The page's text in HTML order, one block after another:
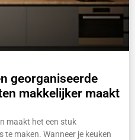
georganiseerde
makkelijker maakt
maakt het een stuk
te maken. Wanneer je keuken